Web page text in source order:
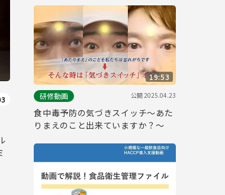
19:53
研修動画
公開2025.04.23
食中毒予防の気づきスイッチ～あた
りまえのこと出来ていますか？～